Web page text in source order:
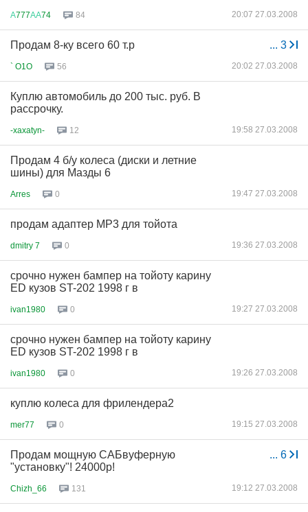
А777АА74 84 20:07 27.03.2008
... 3
Продам 8-ку всего 60 т.р
` O1O 56 20:02 27.03.2008
Куплю автомобиль до 200 тыс. руб. В
рассрочку.
-xaxatyn- 12 19:58 27.03.2008
Продам 4 б/у колеса (диски и летние
шины) для Мазды 6
Arres 0 19:47 27.03.2008
продам адаптер MP3 для тойота
dmitry 7 0 19:36 27.03.2008
срочно нужен бампер на тойоту карину
ED кузов ST-202 1998 г в
ivan1980 0 19:27 27.03.2008
срочно нужен бампер на тойоту карину
ED кузов ST-202 1998 г в
ivan1980 0 19:26 27.03.2008
куплю колеса для фрилендера2
mer77 0 19:15 27.03.2008
... 6
Продам мощную САБвуферную
"установку"! 24000р!
Chizh_66 131 19:12 27.03.2008